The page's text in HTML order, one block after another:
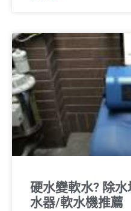
硬水變軟水? 除
水器/軟水機推薦